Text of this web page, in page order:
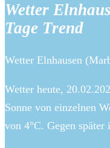
Wetter
Tage Trend
Wetter Elnhausen
Wetter heute,
Sonne von einzelnen
von 4°C. Gegen